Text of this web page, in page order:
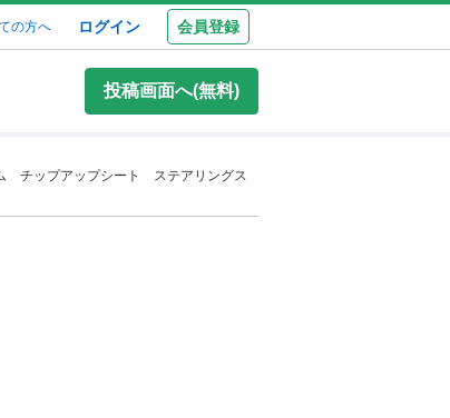
の方へ ログイン 会員登録
投稿画面へ(無料)
チップアップシート ステアリングス